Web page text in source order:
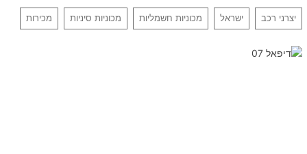
יצרני רכב ישראל מכוניות חשמליות מכוניות סיניות מכירות